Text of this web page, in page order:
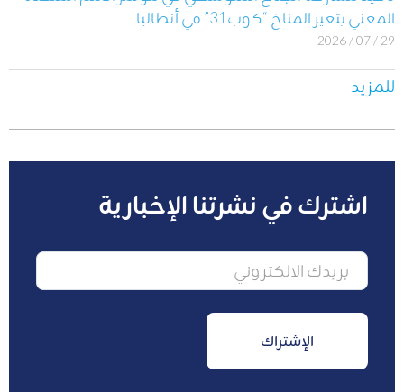
المعني بتغير المناخ “كوب31” في أنطاليا
29 / 07 / 2026
للمزيد
اشترك في نشرتنا الإخبارية